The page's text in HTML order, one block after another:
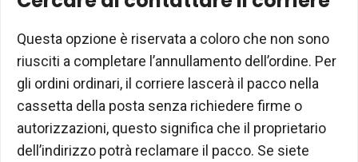
Questa opzione è riservata a coloro che non sono
riusciti a completare l’annullamento dell’ordine. Per
gli ordini ordinari, il corriere lascerà il pacco nella
cassetta della posta senza richiedere firme o
autorizzazioni, questo significa che il proprietario
dell’indirizzo potrà reclamare il pacco. Se siete